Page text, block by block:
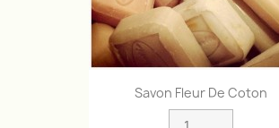
Savon Fleur De Coton